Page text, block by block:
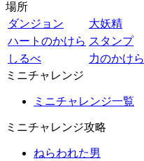
場所
ダンジョン
大妖精
ハートのかけら スタンプ
しるべ
力のかけら
ミニチャレンジ
ミニチャレンジ一覧
ミニチャレンジ攻略
ねらわれた男